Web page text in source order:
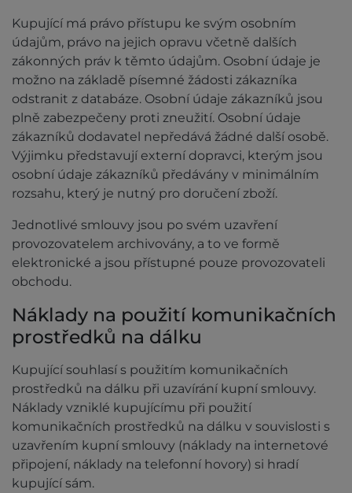
Kupující má právo přístupu ke svým osobním
údajům, právo na jejich opravu včetně dalších
zákonných práv k těmto údajům. Osobní údaje je
možno na základě písemné žádosti zákazníka
odstranit z databáze. Osobní údaje zákazníků jsou
plně zabezpečeny proti zneužití. Osobní údaje
zákazníků dodavatel nepředává žádné další osobě.
Výjimku představují externí dopravci, kterým jsou
osobní údaje zákazníků předávány v minimálním
rozsahu, který je nutný pro doručení zboží.
Jednotlivé smlouvy jsou po svém uzavření
provozovatelem archivovány, a to ve formě
elektronické a jsou přístupné pouze provozovateli
obchodu.
Náklady na použití komunikačních
prostředků na dálku
Kupující souhlasí s použitím komunikačních
prostředků na dálku při uzavírání kupní smlouvy.
Náklady vzniklé kupujícímu při použití
komunikačních prostředků na dálku v souvislosti s
uzavřením kupní smlouvy (náklady na internetové
připojení, náklady na telefonní hovory) si hradí
kupující sám.